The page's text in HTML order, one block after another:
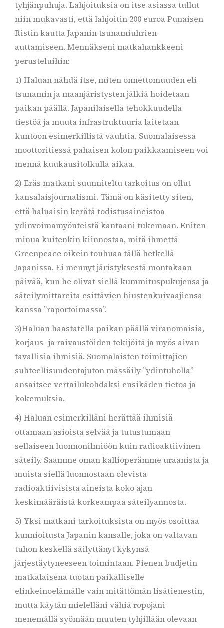
tyhjänpuhuja. Lahjoituksia on itse asiassa tullut
niin mukavasti, että lahjoitin 200 euroa Punaisen
Ristin kautta Japanin tsunamiuhrien
auttamiseen. Mennäkseni matkahankkeeni
perusteluihin:
1) Haluan nähdä itse, miten onnettomuuden eli
tsunamin ja maanjäristysten jälkiä hoidetaan
paikan päällä. Japanilaisella tehokkuudella
tiestöä ja muuta infrastruktuuria laitetaan
kuntoon esimerkillistä vauhtia. Suomalaisessa
moottoritiessä pahaisen kolon paikkaamiseen voi
mennä kuukausitolkulla aikaa.
2) Eräs matkani suunniteltu tarkoitus on ollut
kansalaisjournalismi. Tämä on käsitetty siten,
että haluaisin kerätä todistusaineistoa
ydinvoimamyönteistä kantaani tukemaan. Eniten
minua kuitenkin kiinnostaa, mitä ihmettä
Greenpeace oikein touhuaa tällä hetkellä
Japanissa. Ei mennyt järistyksestä montakaan
päivää, kun he olivat siellä kummituspukujensa ja
säteilymittareita esittävien hiustenkuivaajiensa
kanssa ”raportoimassa”.
3)Haluan haastatella paikan päällä viranomaisia,
korjaus- ja raivaustöiden tekijöitä ja myös aivan
tavallisia ihmisiä. Suomalaisten toimittajien
suhteellisuudentajuton mässäily ”ydintuholla”
ansaitsee vertailukohdaksi ensikäden tietoa ja
kokemuksia.
4) Haluan esimerkilläni herättää ihmisiä
ottamaan asioista selvää ja tutustumaan
sellaiseen luonnonilmiöön kuin radioaktiivinen
säteily. Saamme oman kallioperämme uraanista ja
muista siellä luonnostaan olevista
radioaktiivisista aineista koko ajan
keskimääräistä korkeampaa säteilyannosta.
5) Yksi matkani tarkoituksista on myös osoittaa
kunnioitusta Japanin kansalle, joka on valtavan
tuhon keskellä säilyttänyt kykynsä
järjestäytyneeseen toimintaan. Pienen budjetin
matkalaisena tuotan paikalliselle
elinkeinoelämälle vain mitättömän lisätienestin,
mutta käytän mielelläni vähiä ropojani
menemällä syömään muuten tyhjillään olevaan